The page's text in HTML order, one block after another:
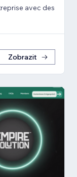
avec des
Zobrazit